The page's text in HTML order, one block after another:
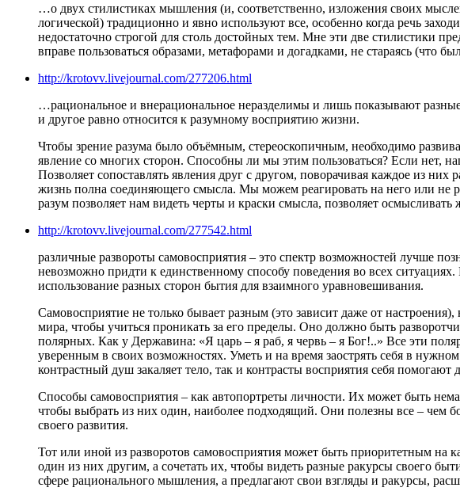
…о двух стилистиках мышления (и, соответственно, изложения своих
логической) традиционно и явно используют все, особенно когда речь
недостаточно строгой для столь достойных тем. Мне эти две стилистики
вправе пользоваться образами, метафорами и догадками, не стараясь (что
http://krotovv.livejournal.com/277206.html
…рациональное и внерациональное неразделимы и лишь показывают
и другое равно относится к разумному восприятию жизни.
Чтобы зрение разума было объёмным, стереоскопичным, необходимо
явление со многих сторон. Способны ли мы этим пользоваться? Если нет,
Позволяет сопоставлять явления друг с другом, поворачивая каждое из
жизнь полна соединяющего смысла. Мы можем реагировать на него или не
разум позволяет нам видеть черты и краски смысла, позволяет осмысливать
http://krotovv.livejournal.com/277542.html
различные развороты самовосприятия – это спектр возможностей лучше
невозможно придти к единственному способу поведения во всех
использование разных сторон бытия для взаимного уравновешивания.
Самовосприятие не только бывает разным (это зависит даже от
мира, чтобы учиться проникать за его пределы. Оно должно быть
полярных. Как у Державина: «Я царь – я раб, я червь – я Бог!..» Все эти
уверенным в своих возможностях. Уметь и на время заострять себя в
контрастный душ закаляет тело, так и контрасты восприятия себя помогают
Способы самовосприятия – как автопортреты личности. Их может быть
чтобы выбрать из них один, наиболее подходящий. Они полезны все – чем
своего развития.
Тот или иной из разворотов самовосприятия может быть приоритетным на
один из них другим, а сочетать их, чтобы видеть разные ракурсы своего
сфере рационального мышления, а предлагают свои взгляды и ракурсы,